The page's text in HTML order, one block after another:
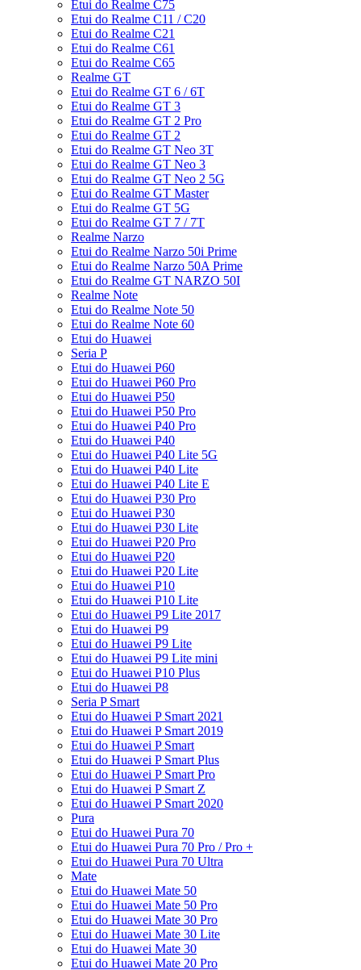
Etui do Realme C75
Etui do Realme C11 / C20
Etui do Realme C21
Etui do Realme C61
Etui do Realme C65
Realme GT
Etui do Realme GT 6 / 6T
Etui do Realme GT 3
Etui do Realme GT 2 Pro
Etui do Realme GT 2
Etui do Realme GT Neo 3T
Etui do Realme GT Neo 3
Etui do Realme GT Neo 2 5G
Etui do Realme GT Master
Etui do Realme GT 5G
Etui do Realme GT 7 / 7T
Realme Narzo
Etui do Realme Narzo 50i Prime
Etui do Realme Narzo 50A Prime
Etui do Realme GT NARZO 50I
Realme Note
Etui do Realme Note 50
Etui do Realme Note 60
Etui do Huawei
Seria P
Etui do Huawei P60
Etui do Huawei P60 Pro
Etui do Huawei P50
Etui do Huawei P50 Pro
Etui do Huawei P40 Pro
Etui do Huawei P40
Etui do Huawei P40 Lite 5G
Etui do Huawei P40 Lite
Etui do Huawei P40 Lite E
Etui do Huawei P30 Pro
Etui do Huawei P30
Etui do Huawei P30 Lite
Etui do Huawei P20 Pro
Etui do Huawei P20
Etui do Huawei P20 Lite
Etui do Huawei P10
Etui do Huawei P10 Lite
Etui do Huawei P9 Lite 2017
Etui do Huawei P9
Etui do Huawei P9 Lite
Etui do Huawei P9 Lite mini
Etui do Huawei P10 Plus
Etui do Huawei P8
Seria P Smart
Etui do Huawei P Smart 2021
Etui do Huawei P Smart 2019
Etui do Huawei P Smart
Etui do Huawei P Smart Plus
Etui do Huawei P Smart Pro
Etui do Huawei P Smart Z
Etui do Huawei P Smart 2020
Pura
Etui do Huawei Pura 70
Etui do Huawei Pura 70 Pro / Pro +
Etui do Huawei Pura 70 Ultra
Mate
Etui do Huawei Mate 50
Etui do Huawei Mate 50 Pro
Etui do Huawei Mate 30 Pro
Etui do Huawei Mate 30 Lite
Etui do Huawei Mate 30
Etui do Huawei Mate 20 Pro